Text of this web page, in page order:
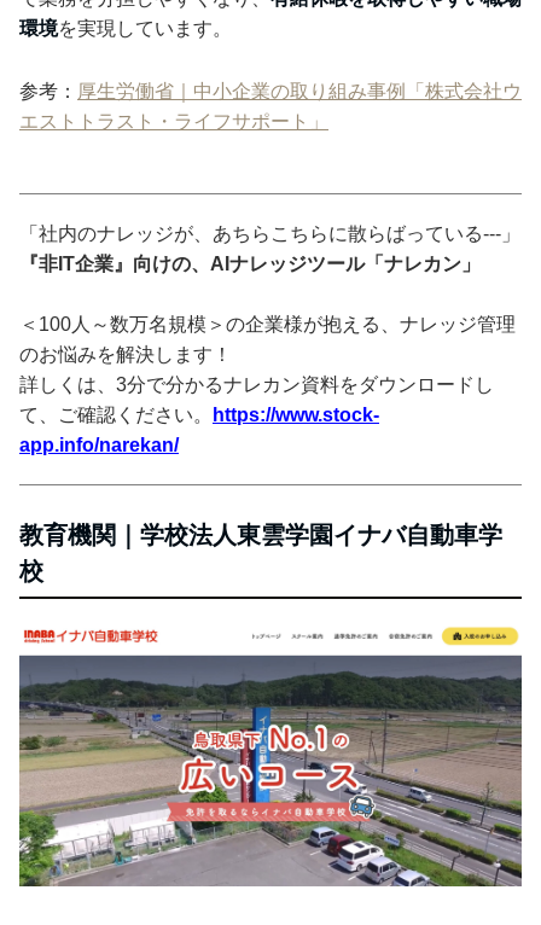
環境を実現しています。
参考： 厚生労働省｜中小企業の取り組み事例「株式会社ウ
エストトラスト・ライフサポート」
「社内のナレッジが、あちらこちらに散らばっている---」
『非IT企業』向けの、AIナレッジツール「ナレカン」
＜100人～数万名規模＞の企業様が抱える、ナレッジ管理
のお悩みを解決します！
詳しくは、3分で分かるナレカン資料をダウンロードし
て、ご確認ください。
https://www.stock-
app.info/narekan/
教育機関｜学校法人東雲学園イナバ自動車学
校